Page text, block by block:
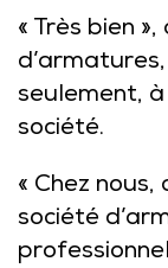
« Très bien
seulement,
société.
« Chez nous,
société